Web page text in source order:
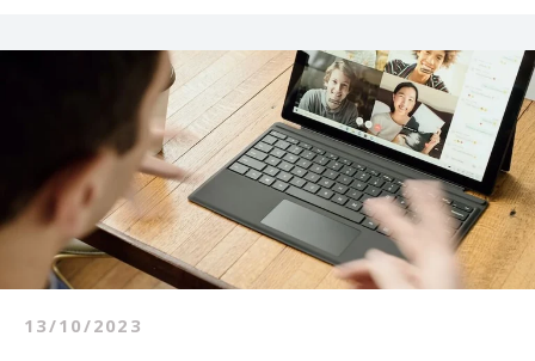
13/10/2023